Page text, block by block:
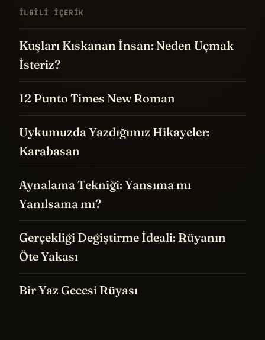
İLGILI IÇERIK
Kuşları Kıskanan İnsan: Neden Uçmak
İsteriz?
12 Punto Times New Roman
Uykumuzda Yazdığımız Hikayeler:
Karabasan
Aynalama Tekniği: Yansıma mı
Yanılsama mı?
Gerçekliği Değiştirme İdeali: Rüyanın
Öte Yakası
Bir Yaz Gecesi Rüyası